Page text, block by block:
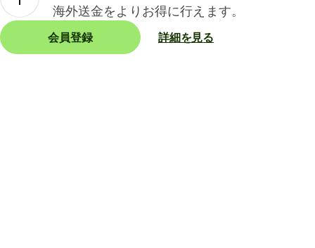
海外送金をよりお得に行えます。
会員登録 詳細を見る